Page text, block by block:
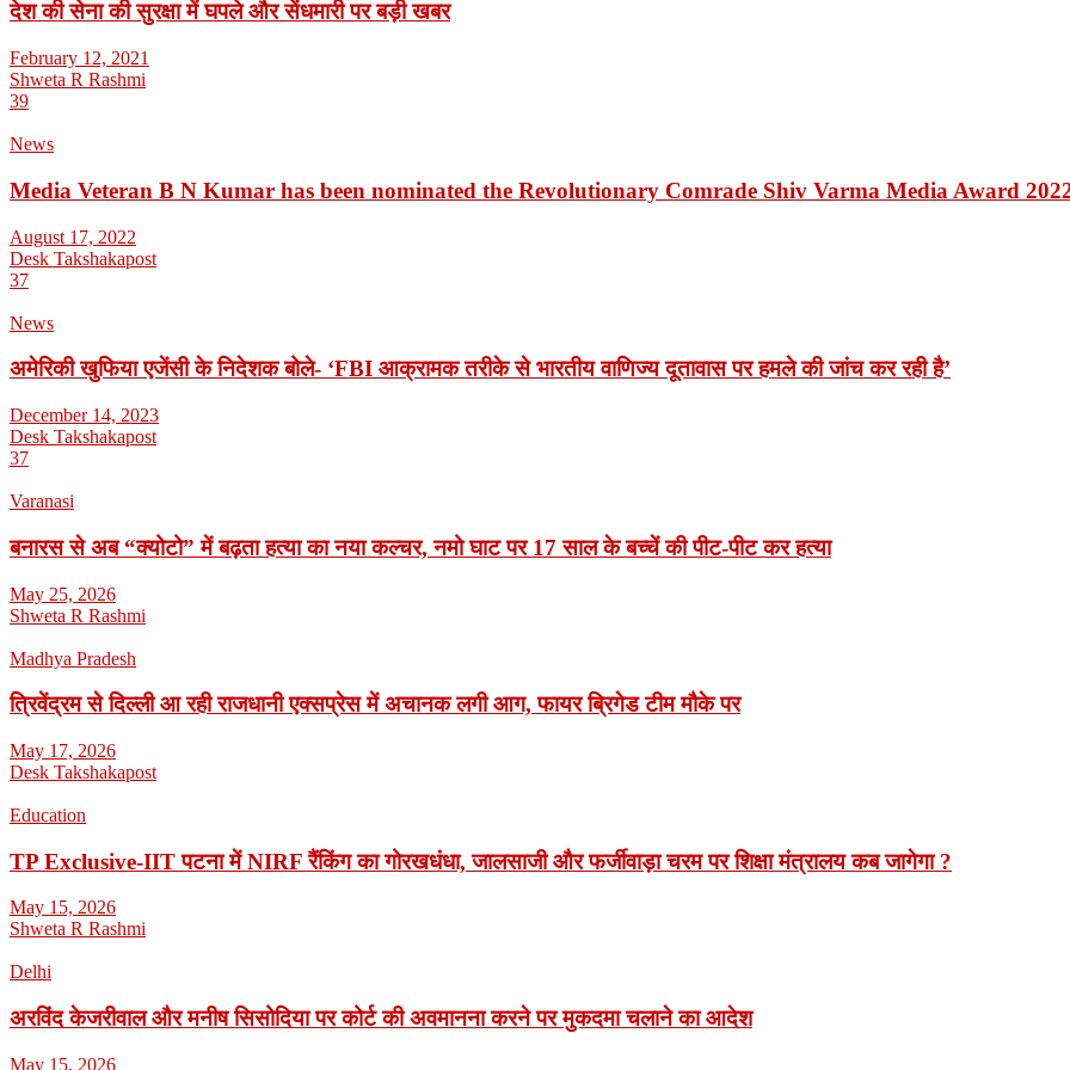
देश की सेना की सुरक्षा में घपले और सेंधमारी पर बड़ी खबर
February 12, 2021
Shweta R Rashmi
39
News
Media Veteran B N Kumar has been nominated the Revolutionary Comrade Shiv Varma Media Award
August 17, 2022
Desk Takshakapost
37
News
अमेरिकी खुफिया एजेंसी के निदेशक बोले- ‘FBI आक्रामक तरीके से भारतीय वाणिज्य दूतावास पर हमले की जांच कर रही है’
December 14, 2023
Desk Takshakapost
37
Varanasi
बनारस से अब “क्योटो” में बढ़ता हत्या का नया कल्चर, नमो घाट पर 17 साल के बच्चें की पीट-पीट कर हत्या
May 25, 2026
Shweta R Rashmi
Madhya Pradesh
त्रिवेंद्रम से दिल्ली आ रही राजधानी एक्सप्रेस में अचानक लगी आग, फायर ब्रिगेड टीम मौके पर
May 17, 2026
Desk Takshakapost
Education
TP Exclusive-IIT पटना में NIRF रैंकिंग का गोरखधंधा, जालसाजी और फर्जीवाड़ा चरम पर शिक्षा मंत्रालय कब जागेगा ?
May 15, 2026
Shweta R Rashmi
Delhi
अरविंद केजरीवाल और मनीष सिसोदिया पर कोर्ट की अवमानना करने पर मुकदमा चलाने का आदेश
May 15, 2026